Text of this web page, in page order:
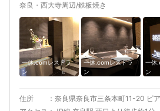
奈良・西大寺周辺/鉄板焼き
一休.comレストラ
ン
一休.comレストラ
ン
一休
ン
住所